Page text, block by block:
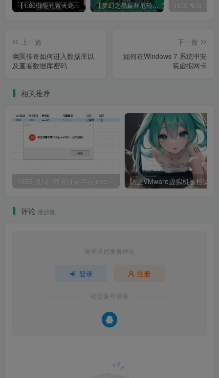
【1.80御龍元素火龙[摸摸登陆器]】战神引擎WIN服务端+GM工具+充值后台+双端+架设教程 【梦幻之星辰释厄转尊享挂机版】MT3换皮梦幻西游Linux服务端+GM后台+双端+源码+架设教程
上一篇
幽冥传奇如何进入数据库以
及查看数据库密码
下一篇
如何在Windows 7 系统中安
装虚拟网卡
相关推荐
评论 抢沙发
请登录后发表评论
登录 注册
社交账号登录